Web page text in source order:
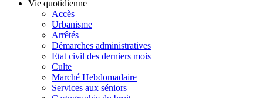
Vie quotidienne
Accès
Urbanisme
Arrêtés
Démarches administratives
Etat civil des derniers mois
Culte
Marché Hebdomadaire
Services aux séniors